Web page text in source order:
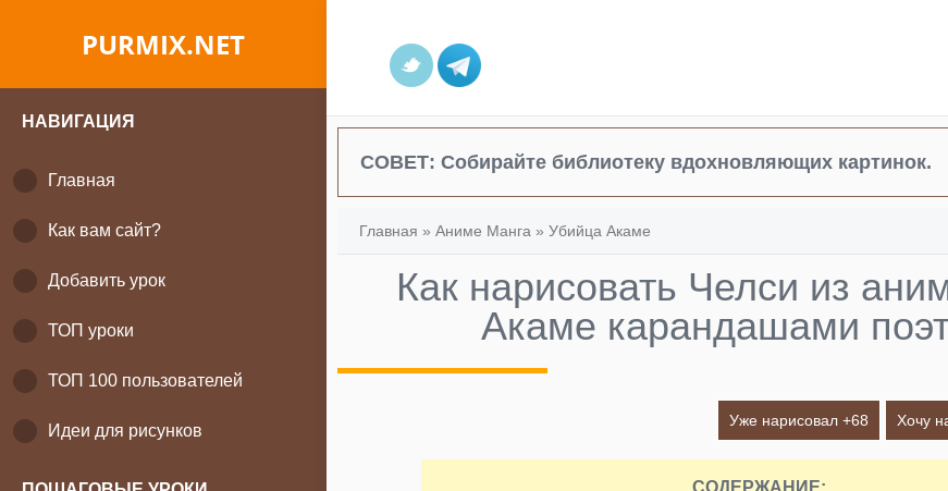
PURMIX.NET
НАВИГАЦИЯ
Главная
Как вам сайт?
Добавить урок
ТОП уроки
ТОП 100 пользователей
Идеи для рисунков
СОВЕТ: Собирайте библиотеку вдохновляющих картинок.
Главная » Аниме Манга » Убийца Акаме
Как нарисовать Челси из
Акаме карандашами
Уже нарисовал +68 Хочу
СОДЕРЖАНИЕ: